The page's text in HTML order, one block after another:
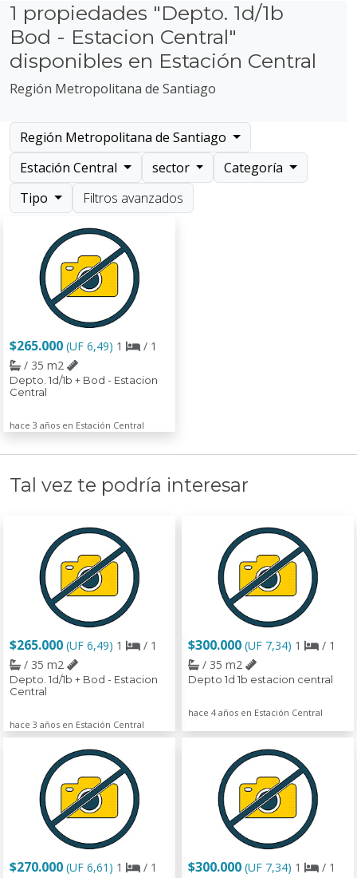
1 propiedades "Depto. 1d/1b
Bod - Estacion Central"
disponibles en Estación Central
Región Metropolitana de Santiago
Región Metropolitana de Santiago
Estación Central
sector
Categoría
Tipo
Filtros avanzados
$265.000 (UF 6,49) 1
/ 1
/ 35 m2
Depto. 1d/1b + Bod - Estacion
Central
hace 3 años en Estación Central
Tal vez te podría interesar
$265.000 (UF 6,49) 1
/ 1
/ 35 m2
Depto. 1d/1b + Bod - Estacion
Central
hace 3 años en Estación Central
$300.000 (UF 7,34) 1
/ 1
/ 35 m2
Depto 1d 1b estacion central
hace 4 años en Estación Central
$270.000 (UF 6,61) 1
/ 1
$300.000 (UF 7,34) 1
/ 1